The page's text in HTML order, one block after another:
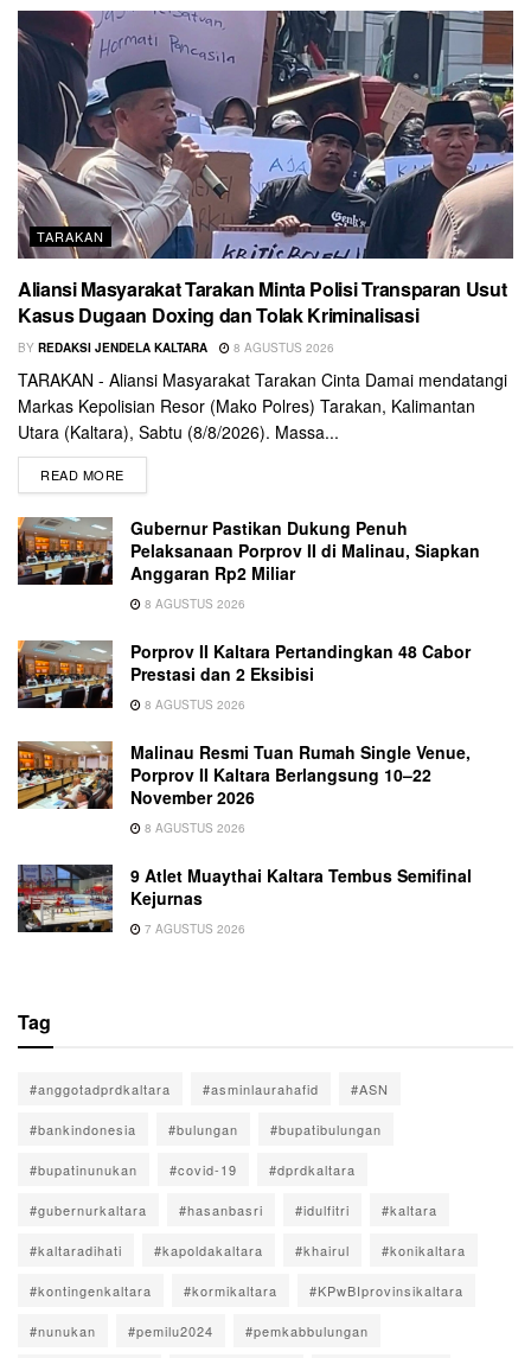
TARAKAN
Aliansi Masyarakat Tarakan Minta Polisi Transparan Usut
Kasus Dugaan Doxing dan Tolak Kriminalisasi
BY REDAKSI JENDELA KALTARA 8 AGUSTUS 2026
TARAKAN - Aliansi Masyarakat Tarakan Cinta Damai mendatangi
Markas Kepolisian Resor (Mako Polres) Tarakan, Kalimantan
Utara (Kaltara), Sabtu (8/8/2026). Massa...
READ MORE
Gubernur Pastikan Dukung Penuh
Pelaksanaan Porprov II di Malinau, Siapkan
Anggaran Rp2 Miliar
8 AGUSTUS 2026
Porprov II Kaltara Pertandingkan 48 Cabor
Prestasi dan 2 Eksibisi
8 AGUSTUS 2026
Malinau Resmi Tuan Rumah Single Venue,
Porprov II Kaltara Berlangsung 10–22
November 2026
8 AGUSTUS 2026
9 Atlet Muaythai Kaltara Tembus Semifinal
Kejurnas
7 AGUSTUS 2026
Tag
#anggotadprdkaltara #asminlaurahafid #ASN
#bankindonesia #bulungan #bupatibulungan
#bupatinunukan #covid-19 #dprdkaltara
#gubernurkaltara #hasanbasri #idulfitri #kaltara
#kaltaradihati #kapoldakaltara #khairul #konikaltara
#kontingenkaltara #kormikaltara #KPwBIprovinsikaltara
#nunukan #pemilu2024 #pemkabbulungan